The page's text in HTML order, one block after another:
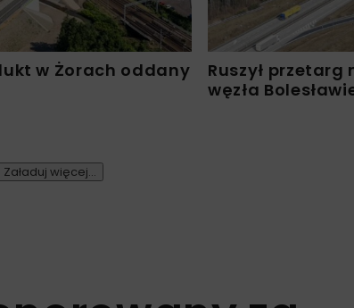
w Żorach oddany
Ruszył przetarg
węzła
Załaduj więcej...